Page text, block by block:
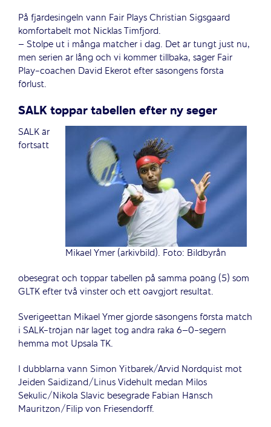
På fjärdesingeln vann Fair Plays Christian Sigsgaard
komfortabelt mot Nicklas Timfjord.
– Stolpe ut i många matcher i dag. Det är tungt just nu,
men serien är lång och vi kommer tillbaka, säger Fair
Play-coachen David Ekerot efter säsongens första
förlust.
SALK toppar tabellen efter ny seger
Mikael Ymer (arkivbild). Foto: Bildbyrån
SALK är
fortsatt
obesegrat och toppar tabellen på samma poäng (5) som
GLTK efter två vinster och ett oavgjort resultat.
Sverigeettan Mikael Ymer gjorde säsongens första match
i SALK-tröjan när laget tog andra raka 6–0-segern
hemma mot Upsala TK.
I dubblarna vann Simon Yitbarek/Arvid Nordquist mot
Jeiden Saidizand/Linus Videhult medan Milos
Sekulic/Nikola Slavic besegrade Fabian Hänsch
Mauritzon/Filip von Friesendorff.